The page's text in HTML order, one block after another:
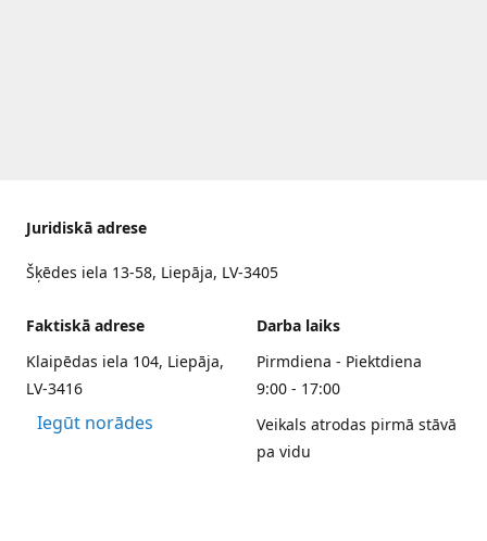
Juridiskā adrese
Šķēdes iela 13-58, Liepāja, LV-3405
Faktiskā adrese
Klaipēdas iela 104, Liepāja,
LV-3416
Iegūt norādes
Darba laiks
Pirmdiena - Piektdiena
9:00 - 17:00
Veikals atrodas pirmā stāvā
pa vidu